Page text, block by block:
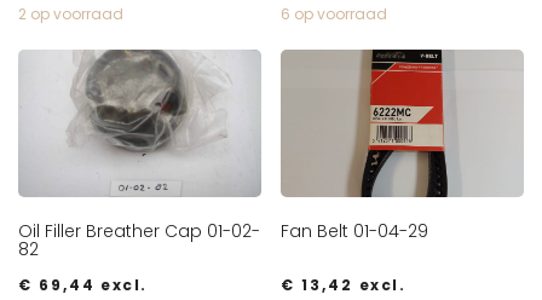
2 op voorraad 6 op voorraad
Oil Filler Breather Cap 01-02-
82
€ 69,44 excl.
Fan Belt 01-04-29
€ 13,42 excl.